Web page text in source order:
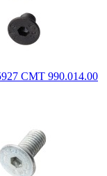
CMT 990.014.00